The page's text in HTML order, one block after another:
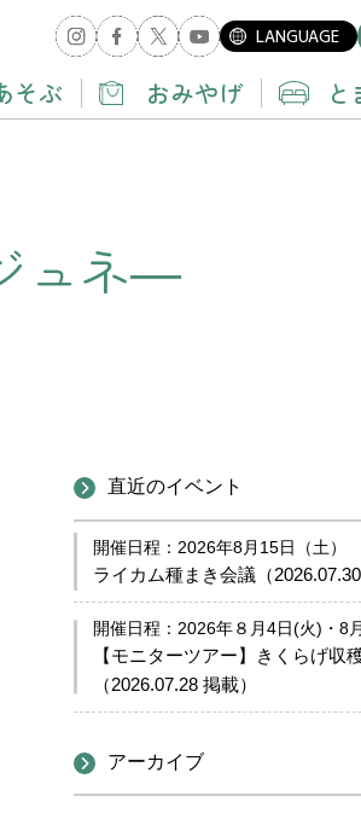
LANGUAGE
そぶ おみやげ と
ュネ―
直近のイベント
開催日程：2026年8月15日（土）
ライカム種まき会議（2026.07.30
開催日程：2026年８月4日(火)・8
【モニターツアー】きくらげ収
（2026.07.28 掲載）
アーカイブ